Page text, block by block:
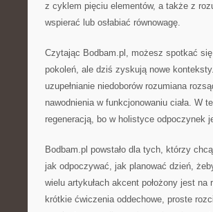
z cyklem pięciu elementów, a także z
wspierać lub osłabiać równowagę.
Czytając Bodbam.pl, możesz spotkać
pokoleń, ale dziś zyskują nowe
uzupełnianie niedoborów rozumiana
nawodnienia w funkcjonowaniu ciała. W
regeneracją, bo w holistyce odpoczynek
Bodbam.pl powstało dla tych, którzy
jak odpoczywać, jak planować dzień,
wielu artykułach akcent położony jest
krótkie ćwiczenia oddechowe, proste